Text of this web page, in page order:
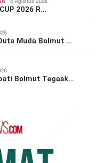
2026 R…
Muda Bolmut …
Bolmut Tegask…